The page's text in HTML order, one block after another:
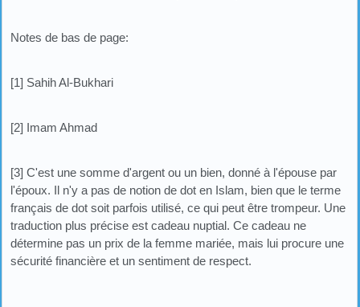
Notes de bas de page:
[1] Sahih Al-Bukhari
[2] Imam Ahmad
[3] C'est une somme d'argent ou un bien, donné à l'épouse par
l'époux. Il n'y a pas de notion de dot en Islam, bien que le terme
français de dot soit parfois utilisé, ce qui peut être trompeur. Une
traduction plus précise est cadeau nuptial. Ce cadeau ne
détermine pas un prix de la femme mariée, mais lui procure une
sécurité financière et un sentiment de respect.